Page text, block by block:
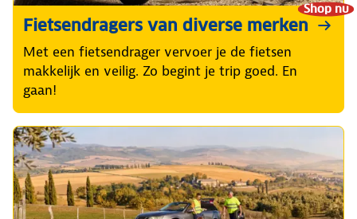
Shop nu
Fietsendragers van diverse merken
Met een fietsendrager vervoer je de fietsen
makkelijk en veilig. Zo begint je trip goed. En
gaan!